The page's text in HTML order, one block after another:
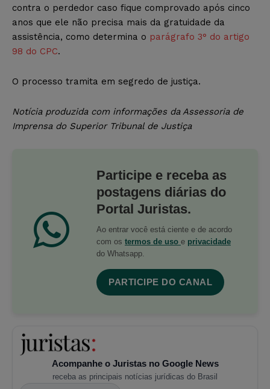
contra o perdedor caso fique comprovado após cinco
anos que ele não precisa mais da gratuidade da
assistência, como determina o parágrafo 3° do artigo
98 do CPC.
O processo tramita em segredo de justiça.
Notícia produzida com informações da Assessoria de
Imprensa do Superior Tribunal de Justiça
Participe e receba as
postagens diárias do
Portal Juristas.
Ao entrar você está ciente e de acordo
com os termos de uso e privacidade
do Whatsapp.
PARTICIPE DO CANAL
Acompanhe o Juristas no Google News
receba as principais notícias jurídicas do Brasil